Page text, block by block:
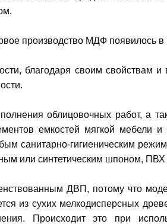
производство МДФ появилось в
благодаря своим свойствам
облицовочных работ, а
емкостей мягкой мебели
санитарно-гигиеническим
или синтетическим шпоном,
ДВП, потому что
из сухих мелкодисперсных
Происходит это при